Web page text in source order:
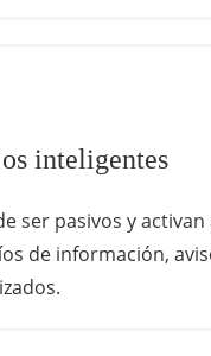
inteligentes
ser pasivos y activan
de información,